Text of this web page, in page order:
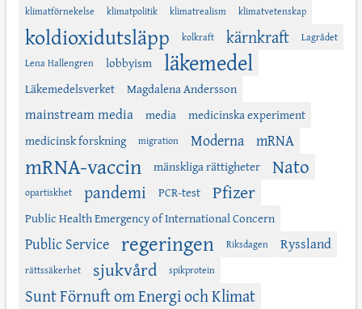
klimatförnekelse klimatpolitik klimatrealism klimatvetenskap
koldioxidutsläpp kolkraft kärnkraft
Lagrådet
Lena Hallengren
lobbyism läkemedel
Läkemedelsverket Magdalena Andersson
mainstream media media
medicinska experiment
medicinsk forskning
migration Moderna mRNA
mRNA-vaccin mänskliga rättigheter Nato
opartiskhet pandemi PCR-test Pfizer
Public Health Emergency of International Concern
Public Service regeringen Riksdagen Ryssland
rättssäkerhet sjukvård spikprotein
Sunt Förnuft om Energi och Klimat